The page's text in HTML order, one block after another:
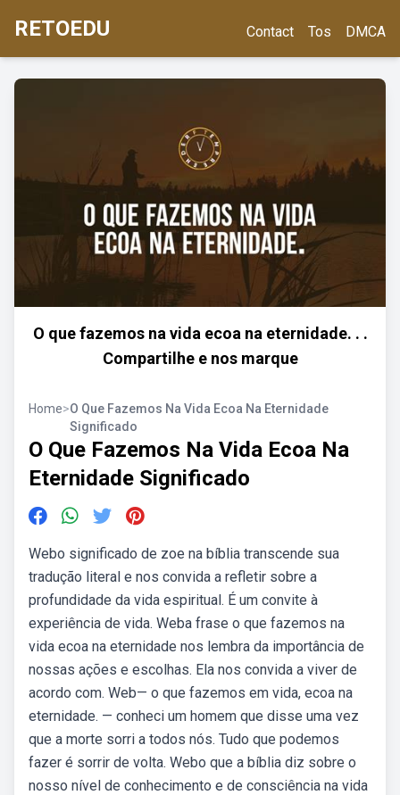
RETOEDU Contact Tos DMCA
O que fazemos na vida ecoa na eternidade. . .
Compartilhe e nos marque
Home>O Que Fazemos Na Vida Ecoa Na Eternidade
Significado
O Que Fazemos Na Vida Ecoa Na
Eternidade Significado
Webo significado de zoe na bíblia transcende sua
tradução literal e nos convida a refletir sobre a
profundidade da vida espiritual. É um convite à
experiência de vida. Weba frase o que fazemos na
vida ecoa na eternidade nos lembra da importância de
nossas ações e escolhas. Ela nos convida a viver de
acordo com. Web— o que fazemos em vida, ecoa na
eternidade. — conheci um homem que disse uma vez
que a morte sorri a todos nós. Tudo que podemos
fazer é sorrir de volta. Webo que a bíblia diz sobre o
nosso nível de conhecimento e de consciência na vida